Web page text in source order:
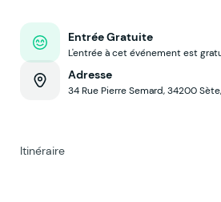
Entrée Gratuite
L'entrée à cet événement est
Adresse
34 Rue Pierre Semard, 34200
Itinéraire